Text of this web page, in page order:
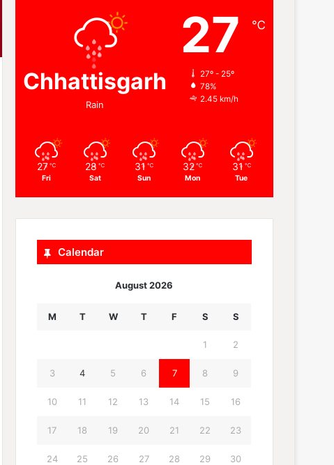
Chhattisgarh
Rain
27 ℃
27º - 25º
78%
2.45 km/h
27 ℃
Fri
28 ℃
Sat
31 ℃
Sun
32 ℃
Mon
31 ℃
Tue
Calendar
August 2026
M T W T F S S
1 2
3 4 5 6 7 8 9
10 11 12 13 14 15 16
17 18 19 20 21 22 23
24 25 26 27 28 29 30